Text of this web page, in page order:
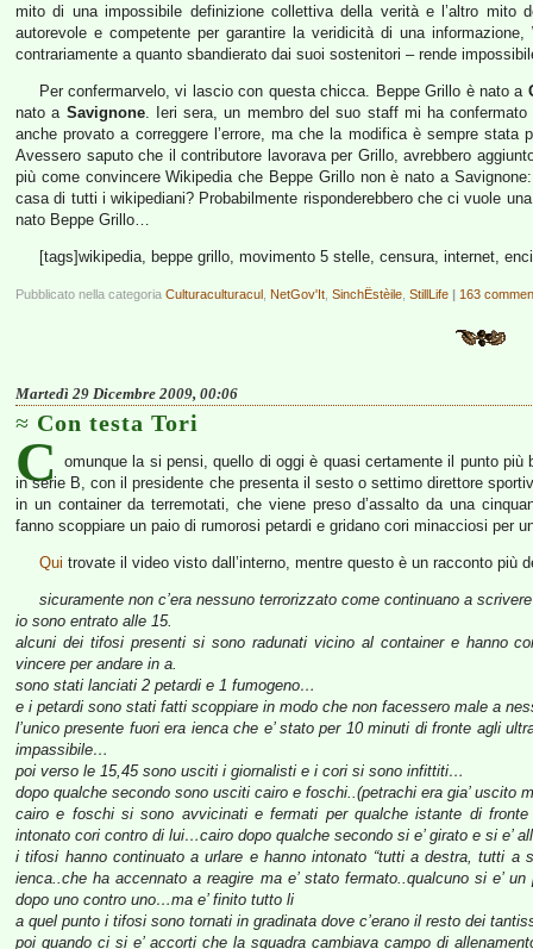
mito di una impossibile definizione collettiva della verità e l’altro mito
autorevole e competente per garantire la veridicità di una
contrariamente a quanto sbandierato dai suoi sostenitori – rende
Per confermarvelo, vi lascio con questa chicca. Beppe Grillo è nato a
nato a Savignone. Ieri sera, un membro del suo staff mi ha
anche provato a correggere l’errore, ma che la modifica è sempre stata
Avessero saputo che il contributore lavorava per Grillo, avrebbero
più come convincere Wikipedia che Beppe Grillo non è nato a
casa di tutti i wikipediani? Probabilmente risponderebbero che ci vuole
nato Beppe Grillo…
[tags]wikipedia, beppe grillo, movimento 5 stelle, censura, internet,
Pubblicato nella categoria Culturaculturacul NetGov'It SinchËstèile StillLife | 163
Martedì 29 Dicembre 2009, 00:06
Con testa Tori
C omunque la si pensi, quello di oggi è quasi certamente il punto
in serie B, con il presidente che presenta il sesto o settimo direttore
in un container da terremotati, che viene preso d’assalto da una
fanno scoppiare un paio di rumorosi petardi e gridano cori minacciosi per
Qui trovate il video visto dall’interno, mentre questo è un racconto più
sicuramente non c’era nessuno terrorizzato come continuano a
io sono entrato alle 15.
alcuni dei tifosi presenti si sono radunati vicino al container e hanno
vincere per andare in a.
sono stati lanciati 2 petardi e 1 fumogeno…
e i petardi sono stati fatti scoppiare in modo che non facessero male a
l’unico presente fuori era ienca che e’ stato per 10 minuti di fronte agli
impassibile…
poi verso le 15,45 sono usciti i giornalisti e i cori si sono infittiti…
dopo qualche secondo sono usciti cairo e foschi..(petrachi era gia’ uscito
cairo e foschi si sono avvicinati e fermati per qualche istante di
intonato cori contro di lui…cairo dopo qualche secondo si e’ girato e si e’
i tifosi hanno continuato a urlare e hanno intonato “tutti a destra, tutti
ienca..che ha accennato a reagire ma e’ stato fermato..qualcuno si e’
dopo uno contro uno…ma e’ finito tutto li
a quel punto i tifosi sono tornati in gradinata dove c’erano il resto dei
poi quando ci si e’ accorti che la squadra cambiava campo di